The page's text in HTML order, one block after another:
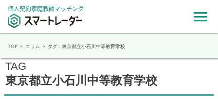
個人契約家庭教師マッチング
TOP コラム タグ : 東京都立小石川中等教育学校
TAG
東京都立小石川中等教育学校